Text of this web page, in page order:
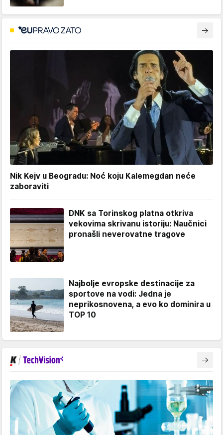
Nik Kejv u Beogradu: Noć koju Kalemegdan neće
zaboraviti
DNK sa Torinskog platna otkriva
vekovima skrivanu istoriju: Naučnici
pronašli neverovatne tragove
Najbolje evropske destinacije za
sportove na vodi: Jedna je
neprikosnovena, a evo ko dominira u
TOP 10